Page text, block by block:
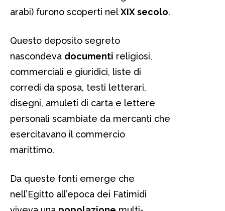
arabi) furono scoperti nelXIX secolo.
Questo deposito segreto
nascondeva documenti religiosi,
commerciali e giuridici, liste di
corredi da sposa, testi letterari,
disegni, amuleti di carta e lettere
personali scambiate da mercanti che
esercitavano il commercio
marittimo.
Da queste fonti emerge che
nell’Egitto all’epoca dei Fatimidi